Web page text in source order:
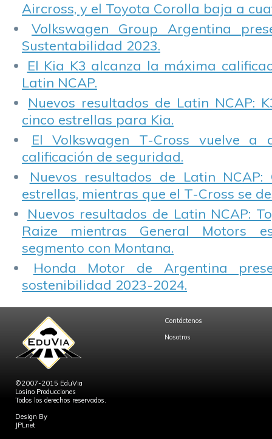
Aircross, y el Toyota Corolla baja a
Volkswagen Group Argentina
Sustentabilidad 2023.
El Kia K3 alcanza la máxima
Latin NCAP.
Nuevos resultados de Latin NCAP:
cinco estrellas para Kia.
El Volkswagen T-Cross vuelve a
calificación de seguridad.
Nuevos resultados de Latin NCAP:
estrellas, mientras que el T-Cross se
Nuevos resultados de Latin NCAP:
Raize mientras General Motors
segmento con Montana.
Honda Motor de Argentina
sostenibilidad 2023-2024.
©2007-2015 EduVia
Losino Producciones
Todos los derechos reservados.
Design By
JPLnet
Contáctenos
Nosotros